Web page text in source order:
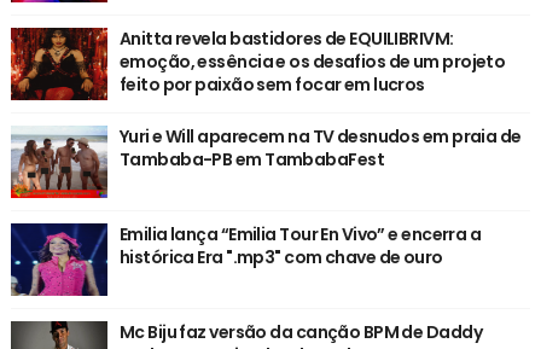
Anitta revela bastidores de EQUILIBRIVM:
emoção, essência e os desafios de um projeto
feito por paixão sem focar em lucros
Yuri e Will aparecem na TV desnudos em praia de
Tambaba-PB em TambabaFest
Emilia lança “Emilia Tour En Vivo” e encerra a
histórica Era ".mp3" com chave de ouro
Mc Biju faz versão da canção BPM de Daddy